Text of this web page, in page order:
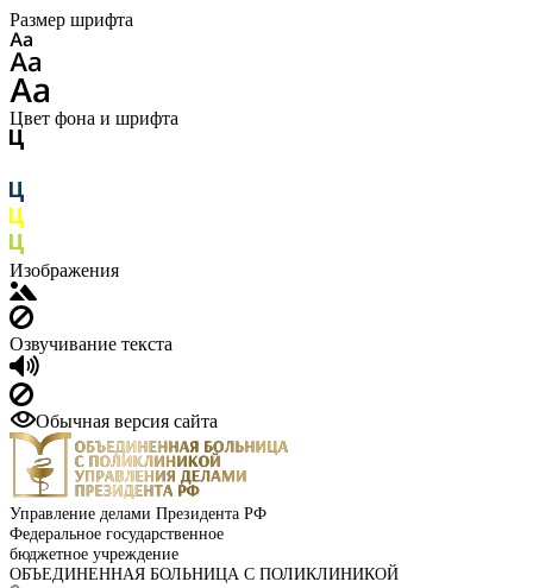
Размер шрифта
Цвет фона и шрифта
Изображения
Озвучивание текста
Обычная версия сайта
Управление делами Президента РФ
Федеральное государственное
бюджетное учреждение
ОБЪЕДИНЕННАЯ БОЛЬНИЦА С ПОЛИКЛИНИКОЙ